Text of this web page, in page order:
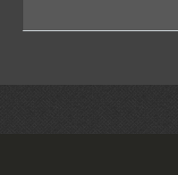
Fotografias antigas (3)